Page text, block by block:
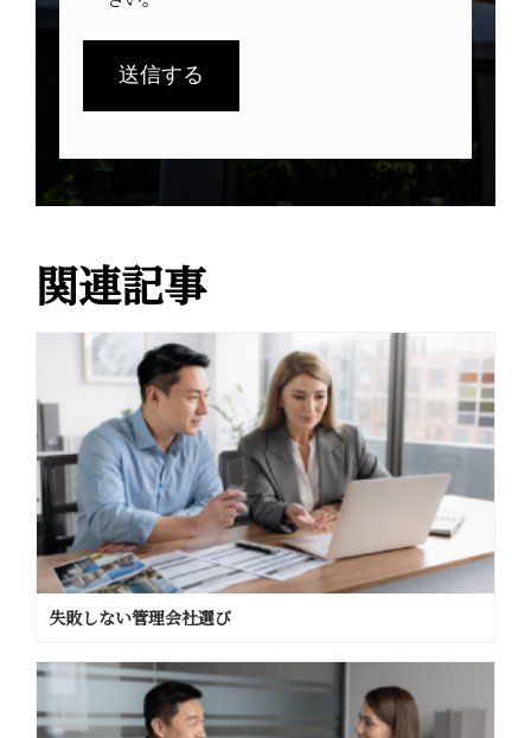
送信する
t
n
a
t
:
関連記事
失敗しない管理会社選び